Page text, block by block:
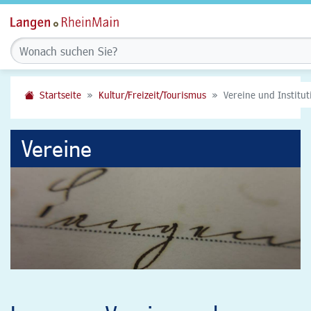
Startseite Kultur/Freizeit/Tourismus Vereine und
Vereine